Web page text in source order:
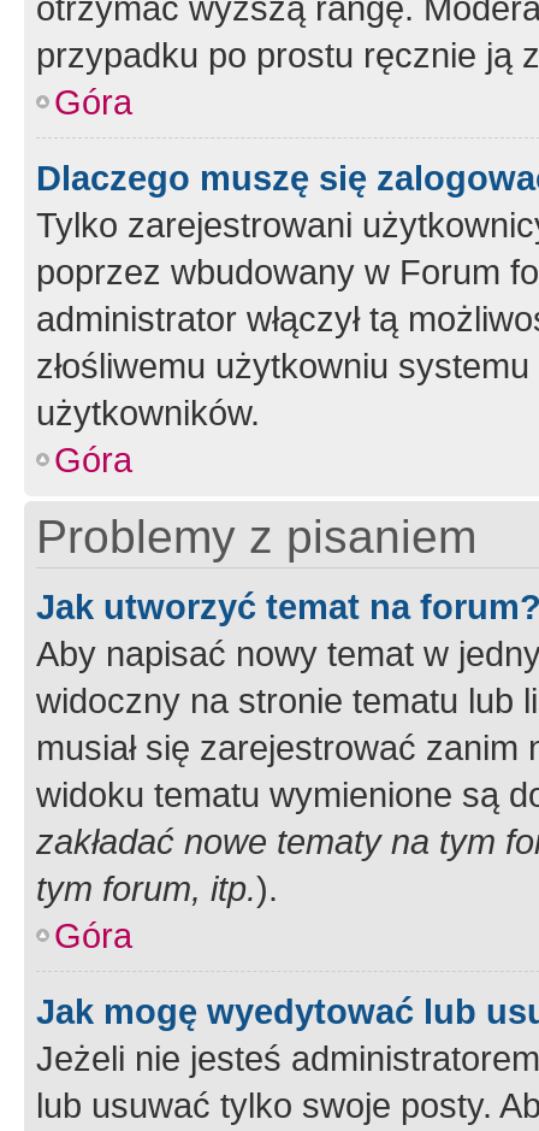
przypadku po prostu ręcznie ją
Góra
Dlaczego muszę się
Tylko zarejestrowani
poprzez wbudowany w Forum
administrator włączył tą
złośliwemu użytkowniu
użytkowników.
Góra
Problemy z pisaniem
Jak utworzyć temat na
Aby napisać nowy temat w
widoczny na stronie tematu lub
musiał się zarejestrować
widoku tematu wymienione są
zakładać nowe tematy na tym
tym forum, itp.).
Góra
Jak mogę wyedytować lub
Jeżeli nie jesteś
lub usuwać tylko swoje posty.